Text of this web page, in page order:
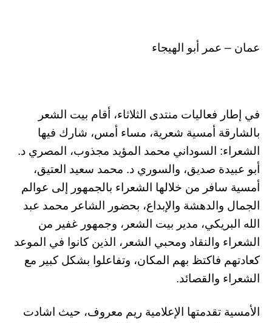
عمان – عمر أبو الهيجاء
في إطار فعاليات منتدى الثلاثاء، أقام بيت الشعر
بالشارقة أمسية شعرية، مساء أمس، شارك فيها
الشعراء: السوداني محمد المؤيد مجذوب، المصري د.
أبو عبيدة صديق، والسوري د. محمد سعيد العتيق،
أمسية سافر من خلالها الشعراء بالجمهور إلى عوالم
الجمال والدهشة والإبداع، بحضور الشاعر محمد عبد
الله البريكي، مدير بيت الشعر، وجمهور غفير من
الشعراء والنقاد ومحبي الشعر، الذين كانوا في الموعد
كعادتهم فاكتظ بهم المكان، وتفاعلوا بشكل كبير مع
الشعراء والقصائد.
الأمسية تقدمتها الإعلامية ريم معروف، حيث اشادت